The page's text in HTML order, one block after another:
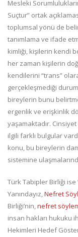
Mesleki
Suçtur” ortak
toplumsal yönü de
tanımlama ve ifade
kimliği, kişilerin kendi
her zaman kişilerin
kendilerini “trans”
gerçekleşmediği
bireylerin bunu
ergenlik ve erişkinlik
yaşamaktadır.
ilgili farklı bulgular
konu, bu bireylerin
sistemine
Türk Tabipler Birliği ise
Yanındayız,Nefret
Birliği’nin,nefret
insan hakları hukuku
Hekimleri Hedef